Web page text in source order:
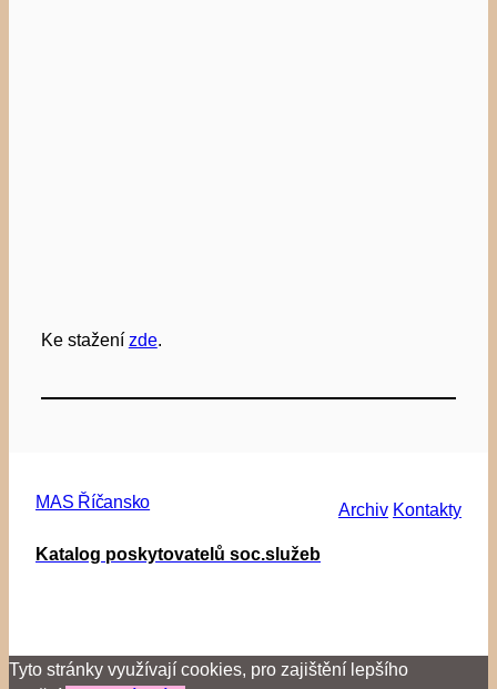
Ke stažení zde.
MAS Říčansko Archiv Kontakty
Katalog poskytovatelů soc.služeb
Tyto stránky využívají cookies, pro zajištění lepšího